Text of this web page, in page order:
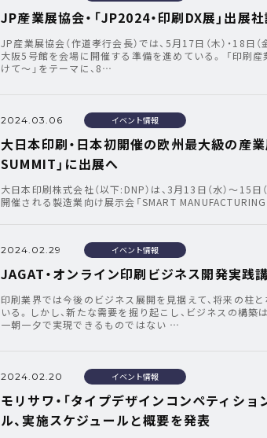
JP産業展協会・「JP2024・印刷DX展」出展
JP産業展協会（作道孝行会長）では、5月17日（木）・18日
大阪5号館を会場に開催する準備を進めている。 「印刷
けて～」をテーマに、8…
2024.03.06 イベント情報
大日本印刷・日本初開催の欧州最大級の産
SUMMIT」に出展へ
大日本印刷株式会社（以下:DNP）は、3月13日（水）～15
開催される製造業向け展示会「SMART
2024.02.29 イベント情報
JAGAT・オンライン印刷ビジネス開発実践
印刷業界では今後のビジネス展開を見据えて、将来の柱
いる。しかし、新たな需要を掘り起こし、ビジネスの構
一朝一夕で実現できるものではない …
2024.02.20 イベント情報
モリサワ・「タイプデザインコンペティシ
ル、実施スケジュールと概要を発表